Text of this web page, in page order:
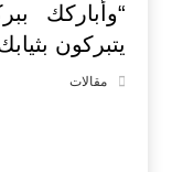
“وأباركك
يتبركون
مقالات